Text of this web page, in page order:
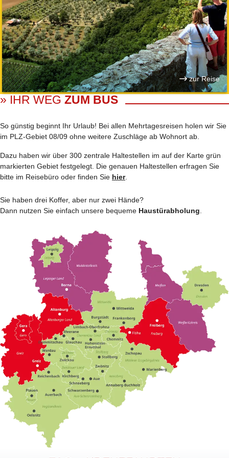
zur Reise
» IHR WEG ZUM BUS
So günstig beginnt Ihr Urlaub! Bei allen Mehrtages­reisen holen wir Sie
im PLZ-Gebiet 08/09 ohne weitere Zuschläge ab Wohnort ab.
Dazu haben wir über 300 zentrale Haltestellen im auf der Karte grün
markierten Gebiet festgelegt. Die genauen Haltestellen erfragen Sie
bitte im Reisebüro oder finden Sie hier.
Sie haben drei Koffer, aber nur zwei Hände?
Dann nutzen Sie einfach unsere bequeme Haustürabholung